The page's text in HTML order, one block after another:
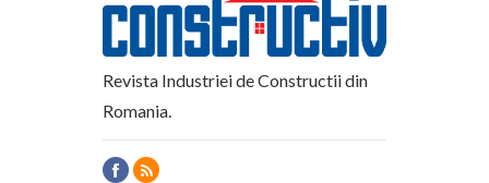
Revista Industriei de Constructii din
Romania.